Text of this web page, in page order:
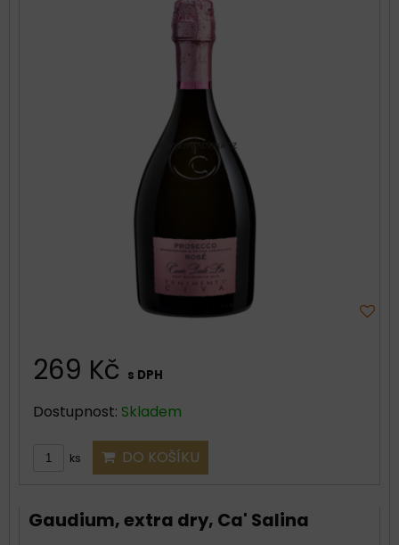
269 Kč s DPH
Dostupnost: Skladem
ks DO KOŠÍKU
Gaudium, extra dry, Ca' Salina